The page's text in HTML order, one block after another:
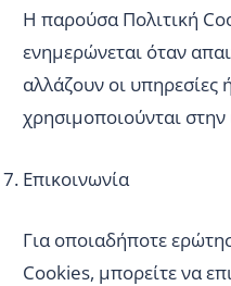
Η παρούσα Πολιτική
ενημερώνεται όταν
αλλάζουν οι υπηρεσίες
χρησιμοποιούνται στην
Επικοινωνία
Για οποιαδήποτε
Cookies, μπορείτε να